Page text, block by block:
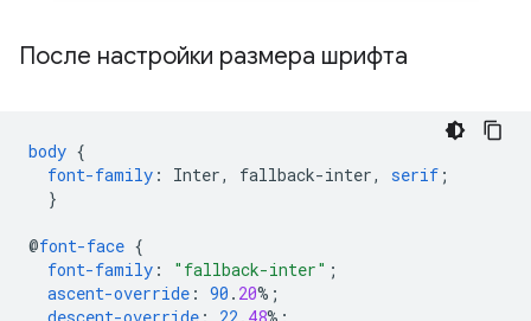
После настройки размера шрифта
body {
font-family : Inter, fallback-inter, serif ;
}
@font-face {
font-family : "fallback-inter" ;
ascent-override : 90 . 20%;